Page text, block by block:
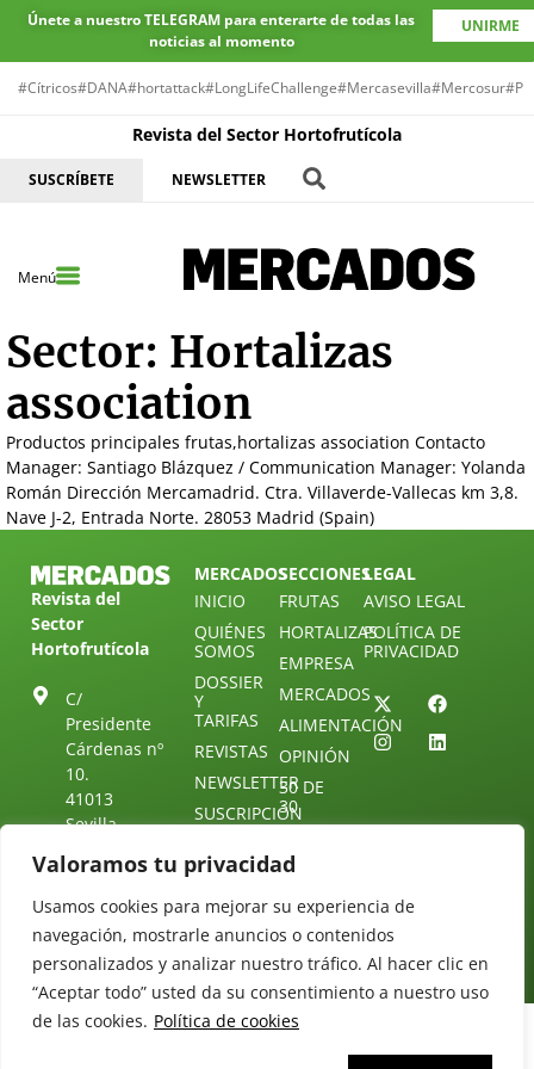
Valoramos tu privacidad
Usamos cookies para mejorar su experiencia de
navegación, mostrarle anuncios o contenidos
personalizados y analizar nuestro tráfico. Al hacer clic en
“Aceptar todo” usted da su consentimiento a nuestro uso
de las cookies. Política de cookies
Únete a nuestro TELEGRAM para enterarte de todas las
noticias al momento
UNIRME
#Cítricos#DANA#hortattack#LongLifeChallenge#Mercasevilla#Mercosur
Revista del Sector Hortofrutícola
SUSCRÍBETE NEWSLETTER
Menú
Sector: Hortalizas
association
Productos principales frutas,hortalizas association Contacto
Manager: Santiago Blázquez / Communication Manager: Yolanda
Román Dirección Mercamadrid. Ctra. Villaverde-Vallecas km 3,8.
Nave J-2, Entrada Norte. 28053 Madrid (Spain)
Revista del
Sector
Hortofrutícola
C/
Presidente
Cárdenas nº
10.
41013
Sevilla.
25 88 51
redaccion@revistamercados.com
MERCADOS
INICIO
QUIÉNES
SOMOS
DOSSIER
Y
TARIFAS
REVISTAS
NEWSLETTER
SUSCRIPCIÓN
NUESTRO
CONTACTO
SECCIONES
FRUTAS
HORTALIZAS
EMPRESA
MERCADOS
ALIMENTACIÓN
OPINIÓN
30 DE
30
LEGAL
AVISO LEGAL
POLÍTICA DE
PRIVACIDAD